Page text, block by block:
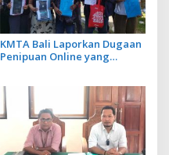
KMTA Bali Laporkan Dugaan
Penipuan Online yang